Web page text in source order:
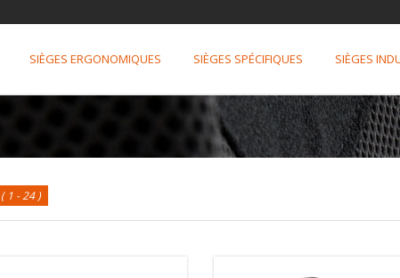
SIÈGES ERGONOMIQUES SIÈGES SPÉCIFIQUES SIÈGES
( 1 - 24 )